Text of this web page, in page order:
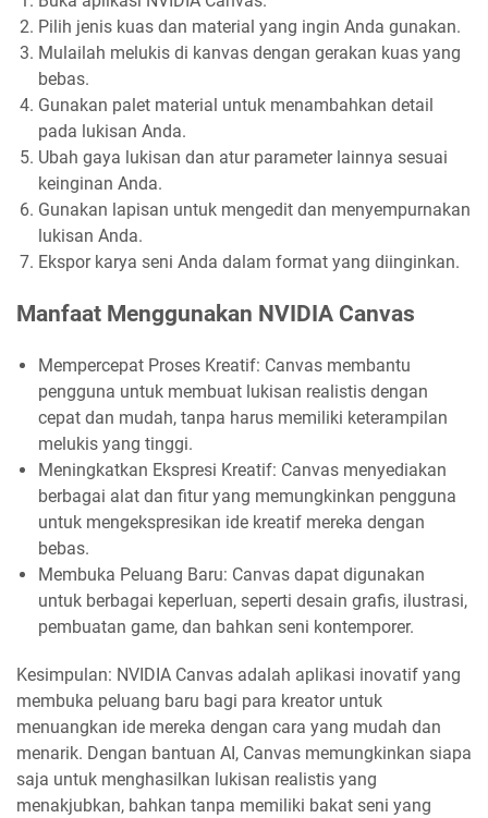
Pilih jenis kuas dan material yang ingin Anda gunakan.
Mulailah melukis di kanvas dengan gerakan kuas yang
bebas.
Gunakan palet material untuk menambahkan detail
pada lukisan Anda.
Ubah gaya lukisan dan atur parameter lainnya sesuai
keinginan Anda.
Gunakan lapisan untuk mengedit dan menyempurnakan
lukisan Anda.
Ekspor karya seni Anda dalam format yang diinginkan.
Manfaat Menggunakan NVIDIA Canvas
Mempercepat Proses Kreatif: Canvas membantu
pengguna untuk membuat lukisan realistis dengan
cepat dan mudah, tanpa harus memiliki keterampilan
melukis yang tinggi.
Meningkatkan Ekspresi Kreatif: Canvas menyediakan
berbagai alat dan fitur yang memungkinkan pengguna
untuk mengekspresikan ide kreatif mereka dengan
bebas.
Membuka Peluang Baru: Canvas dapat digunakan
untuk berbagai keperluan, seperti desain grafis, ilustrasi,
pembuatan game, dan bahkan seni kontemporer.
Kesimpulan: NVIDIA Canvas adalah aplikasi inovatif yang
membuka peluang baru bagi para kreator untuk
menuangkan ide mereka dengan cara yang mudah dan
menarik. Dengan bantuan AI, Canvas memungkinkan siapa
saja untuk menghasilkan lukisan realistis yang
menakjubkan, bahkan tanpa memiliki bakat seni yang